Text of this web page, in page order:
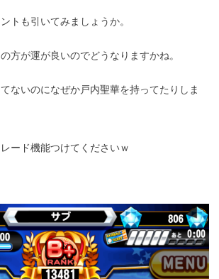
トも引いてみましょうか。
方が運が良いのでどうなりますかね。
ないのになぜか戸内聖華を持ってたりしま
ード機能つけてくださいｗ